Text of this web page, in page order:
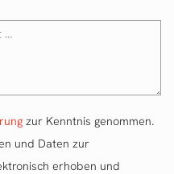
zur Kenntnis genommen.
und Daten zur
erhoben und